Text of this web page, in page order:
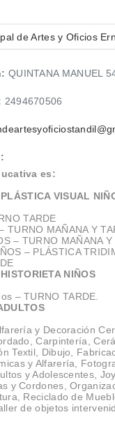
de Artes y Oficios
QUINTANA MANUEL
2494670506
es:
VISUAL
TARDE
TURNO MAÑANA Y
– TURNO MAÑANA Y
– PLÁSTICA
NIÑOS
– TURNO TARDE.
y Decoración
Carpintería,
Textil, Dibujo,
y Alfarería,
y Adolescentes,
y Cordones,
Reciclado de
de objetos